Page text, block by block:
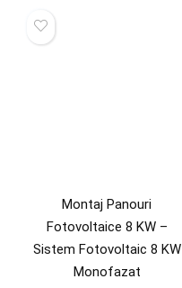
Montaj Panouri
Fotovoltaice 8 KW –
Sistem Fotovoltaic 8 KW
Monofazat